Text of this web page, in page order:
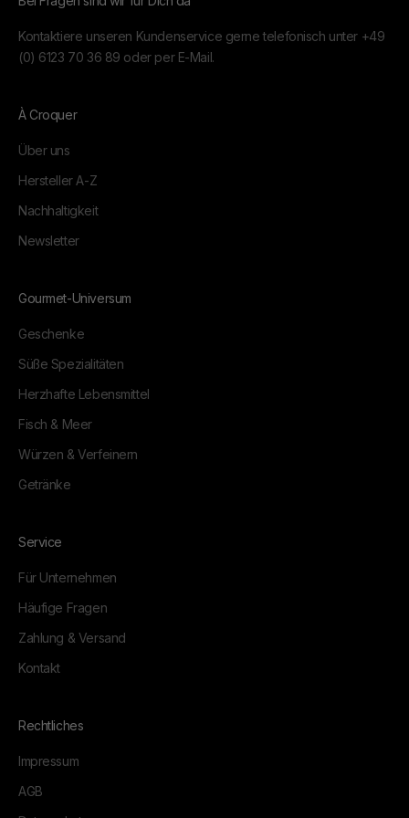
Kontaktiere unseren Kundenservice gerne telefonisch unter +49
(0) 6123 70 36 89 oder per E-Mail.
À Croquer
Über uns
Hersteller A-Z
Nachhaltigkeit
Newsletter
Gourmet-Universum
Geschenke
Süße Spezialitäten
Herzhafte Lebensmittel
Fisch & Meer
Würzen & Verfeinern
Getränke
Service
Für Unternehmen
Häufige Fragen
Zahlung & Versand
Kontakt
Rechtliches
Impressum
AGB